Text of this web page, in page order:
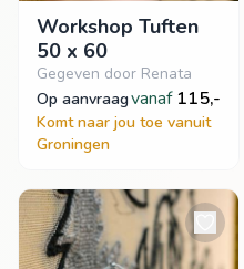
Workshop Tuften
50 x 60
Gegeven door Renata
op aanvraagvanaf 115,-
Komt naar jou toe vanuit
Groningen